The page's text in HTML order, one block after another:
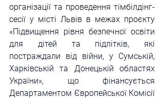
організації та проведення тімбілдінг-
«Підвищення рівня безпечної освіти
для дітей та підлітків, які
постраждали від війни, у Сумській,
Харківській та Донецькій областях
України», що фінансується
Департаментом Європейської Комісії